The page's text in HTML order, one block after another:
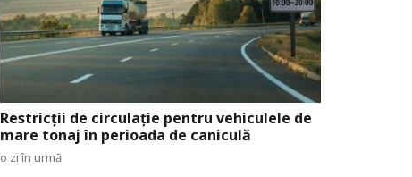
Restricții de circulație pentru vehiculele de
mare tonaj în perioada de caniculă
o zi în urmă